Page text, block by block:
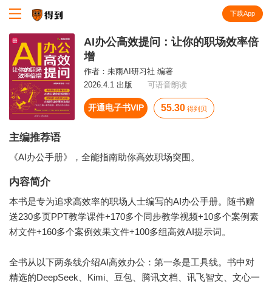
下载App
AI办公高效提问：让你的职场效率倍
增
作者： 未雨AI研习社 编著
2026.4.1 出版
可语音朗读
开通电子书VIP 55.30 得到贝
主编推荐语
《AI办公手册》，全能指南助你高效职场突围。
内容简介
本书是专为追求高效率的职场人士编写的AI办公手册。随书赠
送230多页PPT教学课件+170多个同步教学视频+10多个案例素
材文件+160多个案例效果文件+100多组高效AI提示词。
全书从以下两条线介绍AI高效办公：第一条是工具线。书中对
精选的DeepSeek、Kimi、豆包、腾讯文档、讯飞智文、文心一